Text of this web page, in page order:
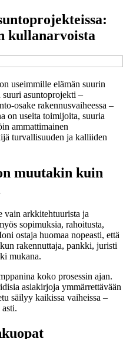
kullanarvoista
useimmille elämän suurin
suuri asuntoprojekti –
osake rakennusvaiheessa –
on useita toimijoita, suuria
ammattimainen
turvallisuuden ja kalliiden
muutakin kuin
vain arkkitehtuurista ja
sopimuksia, rahoitusta,
ostaja huomaa nopeasti, että
rakennuttaja, pankki, juristi
mukana.
koko prosessin ajan.
asiakirjoja ymmärrettävään
säilyy kaikissa vaiheissa –